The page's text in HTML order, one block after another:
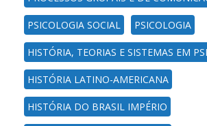
PSICOLOGIA SOCIAL PSICOLOGIA
HISTÓRIA, TEORIAS E SISTEMAS EM
HISTÓRIA LATINO-AMERICANA
HISTÓRIA DO BRASIL IMPÉRIO